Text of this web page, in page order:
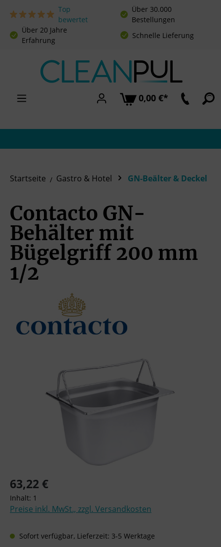
Zum Hauptinhalt springen
Top
bewertet
Über 30.000
Bestellungen
Über 20 Jahre
Erfahrung
Schnelle Lieferung
0,00 €*
Startseite Gastro & Hotel GN-Beälter & Deckel
Contacto GN-
Behälter mit
Bügelgriff 200 mm
1/2
Regulärer Preis:
63,22 €
Inhalt: 1
Preise inkl. MwSt., zzgl. Versandkosten
Sofort verfügbar, Lieferzeit: 3-5 Werktage